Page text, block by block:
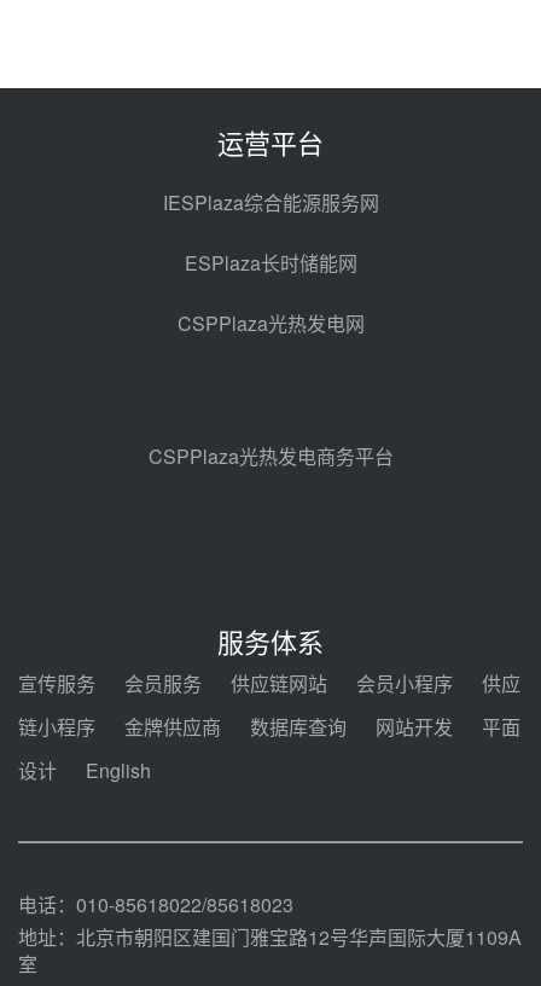
100MW光工程性能试验采购
光热示范电站二列蒸汽发生器设备
亚核阀业中标天山北麓100MW光
热发电工程EPC总承包项目熔盐截
止阀、熔盐三偏心蝶阀采购
08-05 17:15
包项目熔盐介质超声波流量计采购
08-05 17:09
电机组灵活性改造项目三元液态盐
采购合同
迪尔化工预中标华能西安热工院
2026-2029年熔盐介质框架协议
100MW光热项目机组调试及性能
运营平台
IESPlaza综合能源服务网
ESPlaza长时储能网
CSPPlaza光热发电网
CSPPlaza光热发电商务平台
服务体系
宣传服务 会员服务 供应链网站 会员小程序
供应
链小程序
金牌供应商 数据库查询 网站开发
平面
设计
English
电话：010-85618022/85618023
地址：北京市朝阳区建国门雅宝路12号华声国际大厦1109A
室